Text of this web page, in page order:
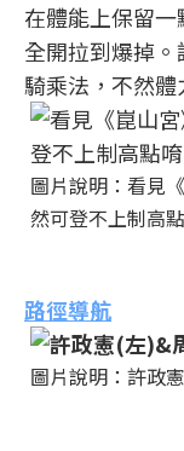
在體能上保留
全開拉到爆掉
騎乘法，不然體
圖片說明：看見
然可登不上制高
路徑導航
圖片說明：許政